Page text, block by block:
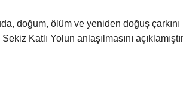
doğum, ölüm ve yeniden doğuş çarkını
Katlı Yolun anlaşılmasını